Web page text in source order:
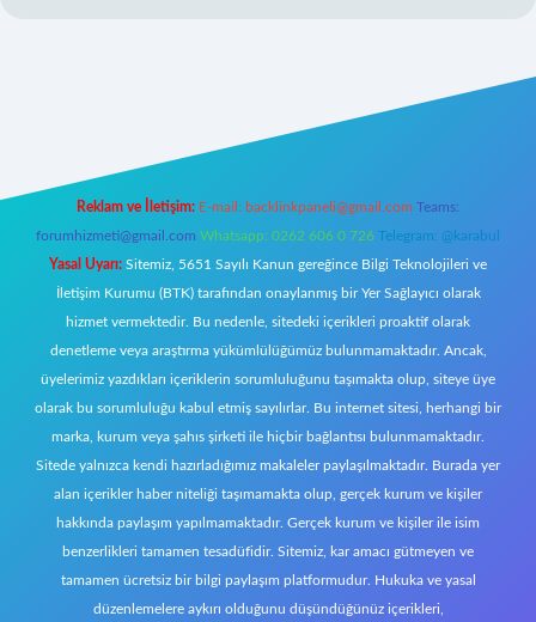
Reklam ve İletişim: E-mail: backlinkpaneli@gmail.com Teams:
forumhizmeti@gmail.com Whatsapp: 0262 606 0 726 Telegram: @karabul
Yasal Uyarı: Sitemiz, 5651 Sayılı Kanun gereğince Bilgi Teknolojileri ve
İletişim Kurumu (BTK) tarafından onaylanmış bir Yer Sağlayıcı olarak
hizmet vermektedir. Bu nedenle, sitedeki içerikleri proaktif olarak
denetleme veya araştırma yükümlülüğümüz bulunmamaktadır. Ancak,
üyelerimiz yazdıkları içeriklerin sorumluluğunu taşımakta olup, siteye üye
olarak bu sorumluluğu kabul etmiş sayılırlar. Bu internet sitesi, herhangi bir
marka, kurum veya şahıs şirketi ile hiçbir bağlantısı bulunmamaktadır.
Sitede yalnızca kendi hazırladığımız makaleler paylaşılmaktadır. Burada yer
alan içerikler haber niteliği taşımamakta olup, gerçek kurum ve kişiler
hakkında paylaşım yapılmamaktadır. Gerçek kurum ve kişiler ile isim
benzerlikleri tamamen tesadüfidir. Sitemiz, kar amacı gütmeyen ve
tamamen ücretsiz bir bilgi paylaşım platformudur. Hukuka ve yasal
düzenlemelere aykırı olduğunu düşündüğünüz içerikleri,